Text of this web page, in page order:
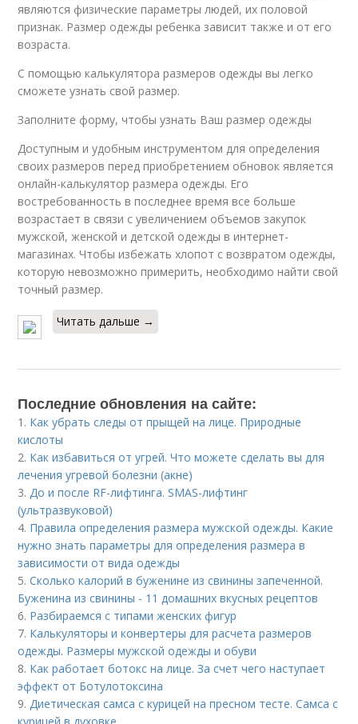
являются физические параметры людей, их половой
признак. Размер одежды ребенка зависит также и от его
возраста.
С помощью калькулятора размеров одежды вы легко
сможете узнать свой размер.
Заполните форму, чтобы узнать Ваш размер одежды
Доступным и удобным инструментом для определения
своих размеров перед приобретением обновок является
онлайн-калькулятор размера одежды. Его
востребованность в последнее время все больше
возрастает в связи с увеличением объемов закупок
мужской, женской и детской одежды в интернет-
магазинах. Чтобы избежать хлопот с возвратом одежды,
которую невозможно примерить, необходимо найти свой
точный размер.
Читать дальше →
Последние обновления на сайте:
1. Как убрать следы от прыщей на лице. Природные
кислоты
2. Как избавиться от угрей. Что можете сделать вы для
лечения угревой болезни (акне)
3. До и после RF-лифтинга. SMAS-лифтинг
(ультразвуковой)
4. Правила определения размера мужской одежды. Какие
нужно знать параметры для определения размера в
зависимости от вида одежды
5.Сколько калорий в буженине из свинины запеченной.
Буженина из свинины - 11 домашних вкусных рецептов
6. Разбираемся с типами женских фигур
7. Калькуляторы и конвертеры для расчета размеров
одежды. Размеры мужской одежды и обуви
8. Как работает ботокс на лице. За счет чего наступает
эффект от Ботулотоксина
9. Диетическая самса с курицей на пресном тесте. Самса с
курицей в духовке